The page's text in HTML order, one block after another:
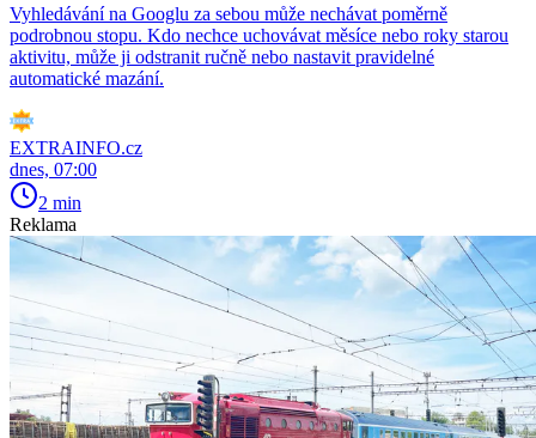
Vyhledávání na Googlu za sebou může nechávat poměrně
podrobnou stopu. Kdo nechce uchovávat měsíce nebo roky starou
aktivitu, může ji odstranit ručně nebo nastavit pravidelné
automatické mazání.
EXTRAINFO.cz
dnes, 07:00
2 min
Reklama